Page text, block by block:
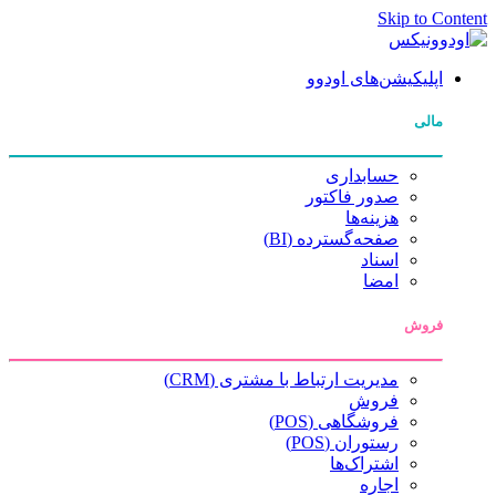
Skip to Content
اپلیکیشن‌های اودوو
مالی
حسابداری
صدور فاکتور
هزینه‌ها
صفحه‌گسترده (BI)
اسناد
امضا
فروش
مدیریت ارتباط با مشتری (CRM)
فروش
فروشگاهی (POS)
رستوران (POS)
اشتراک‌ها
اجاره